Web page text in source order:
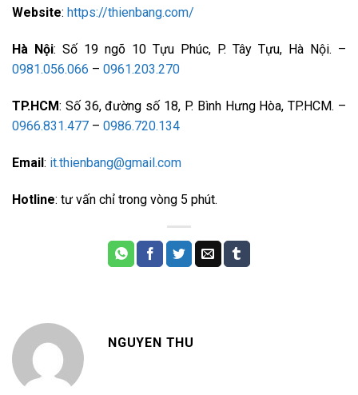
Website: https://thienbang.com/
Hà Nội: Số 19 ngõ 10 Tựu Phúc, P. Tây Tựu, Hà Nội. –
0981.056.066 – 0961.203.270
TP.HCM: Số 36, đường số 18, P. Bình Hưng Hòa, TP.HCM. –
0966.831.477 – 0986.720.134
Email: it.thienbang@gmail.com
Hotline: tư vấn chỉ trong vòng 5 phút.
NGUYEN THU